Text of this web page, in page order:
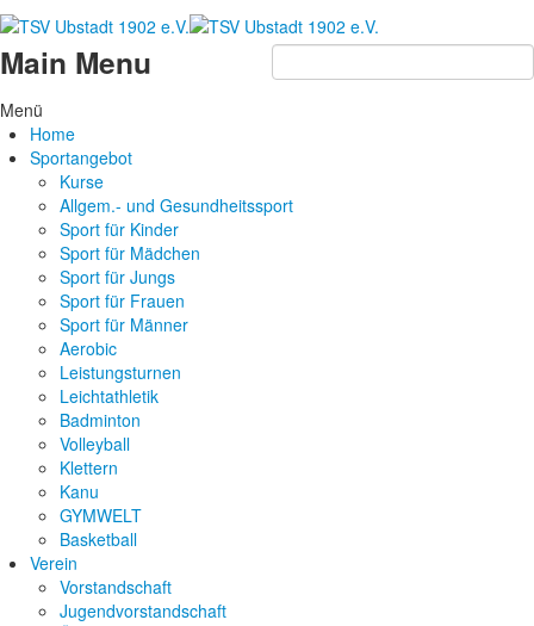
Main Menu
Menü
Home
Sportangebot
Kurse
Allgem.- und Gesundheitssport
Sport für Kinder
Sport für Mädchen
Sport für Jungs
Sport für Frauen
Sport für Männer
Aerobic
Leistungsturnen
Leichtathletik
Badminton
Volleyball
Klettern
Kanu
GYMWELT
Basketball
Verein
Vorstandschaft
Jugendvorstandschaft